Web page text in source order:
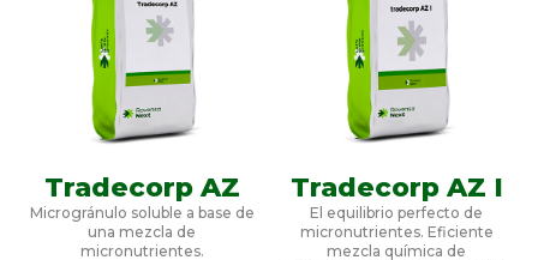
Tradecorp AZ
Microgránulo soluble a base de
una mezcla de
micronutrientes.
Tradecorp AZ I
El equilibrio perfecto de
micronutrientes. Eficiente
mezcla química de